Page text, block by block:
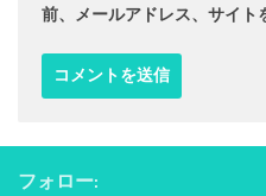
前、メールアドレス、サイト
フォロー: